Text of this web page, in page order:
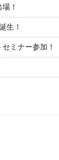
！
生！
ミナー参加！